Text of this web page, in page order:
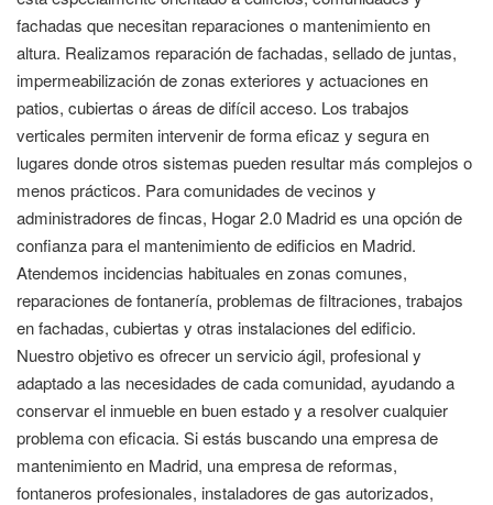
fachadas que necesitan reparaciones o mantenimiento en
altura. Realizamos reparación de fachadas, sellado de juntas,
impermeabilización de zonas exteriores y actuaciones en
patios, cubiertas o áreas de difícil acceso. Los trabajos
verticales permiten intervenir de forma eficaz y segura en
lugares donde otros sistemas pueden resultar más complejos o
menos prácticos. Para comunidades de vecinos y
administradores de fincas, Hogar 2.0 Madrid es una opción de
confianza para el mantenimiento de edificios en Madrid.
Atendemos incidencias habituales en zonas comunes,
reparaciones de fontanería, problemas de filtraciones, trabajos
en fachadas, cubiertas y otras instalaciones del edificio.
Nuestro objetivo es ofrecer un servicio ágil, profesional y
adaptado a las necesidades de cada comunidad, ayudando a
conservar el inmueble en buen estado y a resolver cualquier
problema con eficacia. Si estás buscando una empresa de
mantenimiento en Madrid, una empresa de reformas,
fontaneros profesionales, instaladores de gas autorizados,